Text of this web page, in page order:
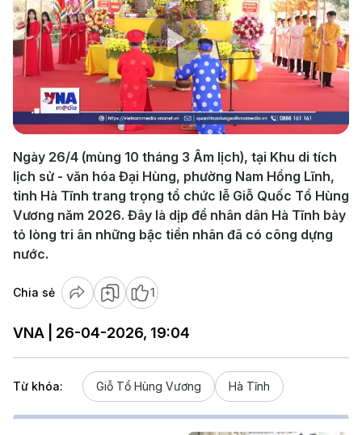
Play
Video
Ngày 26/4 (mùng 10 tháng 3 Âm lịch), tại Khu di tích
lịch sử - văn hóa Đại Hùng, phường Nam Hồng Lĩnh,
tỉnh Hà Tĩnh trang trọng tổ chức lễ Giỗ Quốc Tổ Hùng
Vương năm 2026. Đây là dịp để nhân dân Hà Tĩnh bày
tỏ lòng tri ân những bậc tiền nhân đã có công dựng
nước.
Chia sẻ 1
VNA | 26-04-2026, 19:04
Từ khóa: Giỗ Tổ Hùng Vương Hà Tĩnh